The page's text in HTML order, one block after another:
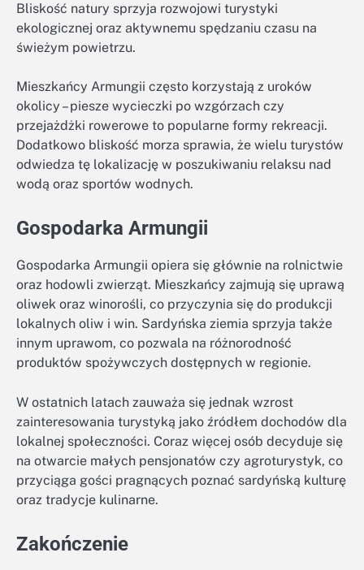
Bliskość natury sprzyja rozwojowi turystyki
ekologicznej oraz aktywnemu spędzaniu czasu na
świeżym powietrzu.
Mieszkańcy Armungii często korzystają z uroków
okolicy – piesze wycieczki po wzgórzach czy
przejażdżki rowerowe to popularne formy rekreacji.
Dodatkowo bliskość morza sprawia, że wielu turystów
odwiedza tę lokalizację w poszukiwaniu relaksu nad
wodą oraz sportów wodnych.
Gospodarka Armungii
Gospodarka Armungii opiera się głównie na rolnictwie
oraz hodowli zwierząt. Mieszkańcy zajmują się uprawą
oliwek oraz winorośli, co przyczynia się do produkcji
lokalnych oliw i win. Sardyńska ziemia sprzyja także
innym uprawom, co pozwala na różnorodność
produktów spożywczych dostępnych w regionie.
W ostatnich latach zauważa się jednak wzrost
zainteresowania turystyką jako źródłem dochodów dla
lokalnej społeczności. Coraz więcej osób decyduje się
na otwarcie małych pensjonatów czy agroturystyk, co
przyciąga gości pragnących poznać sardyńską kulturę
oraz tradycje kulinarne.
Zakończenie